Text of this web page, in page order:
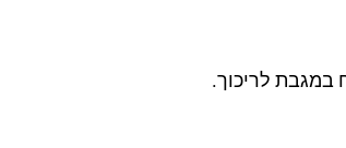
במגבת לריכוך.